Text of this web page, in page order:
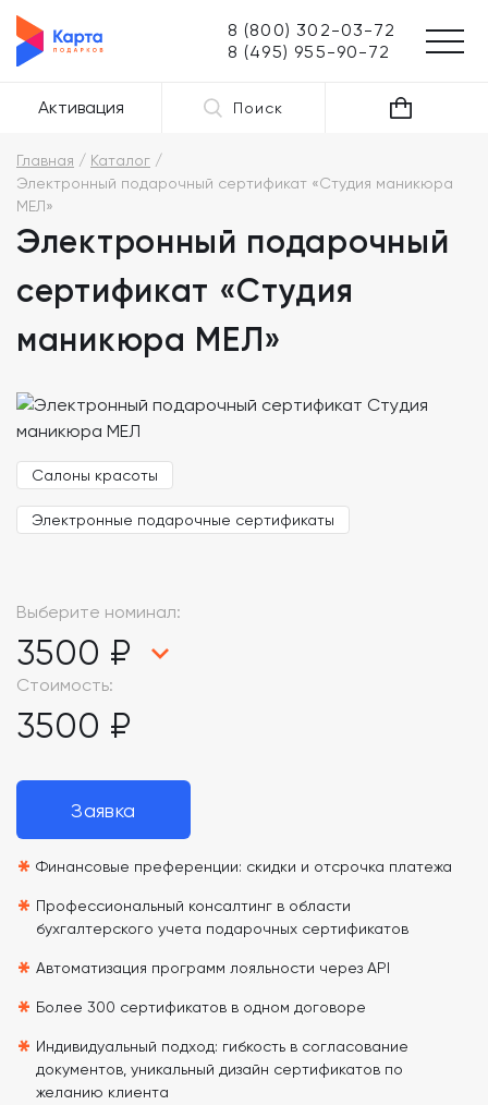
8 (800) 302-03-72
8 (495) 955-90-72
Активация Поиск
Главная
Каталог
Электронный подарочный сертификат «Студия маникюра
МЕЛ»
Электронный подарочный
сертификат «Студия
маникюра МЕЛ»
Салоны красоты
Электронные подарочные сертификаты
Выберите номинал:
3500 ₽
Стоимость:
3500 ₽
Заявка
* Финансовые преференции: скидки и отсрочка платежа
* Профессиональный консалтинг в области
бухгалтерского учета подарочных сертификатов
* Автоматизация программ лояльности через API
* Более 300 сертификатов в одном договоре
* Индивидуальный подход: гибкость в согласование
документов, уникальный дизайн сертификатов по
желанию клиента